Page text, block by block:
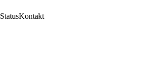
StatusKontakt